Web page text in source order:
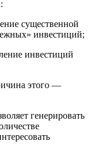
существенной
инвестиций;
инвестиций
этого —
генерировать